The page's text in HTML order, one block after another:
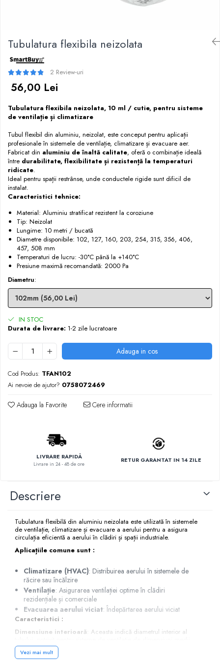
Tubulatura flexibila neizolata
2 Review-uri
56,00 Lei
Tubulatura flexibila neizolata, 10 ml / cutie, pentru sisteme
de ventilație și climatizare
Tubul flexibil din aluminiu, neizolat, este conceput pentru aplicații
profesionale în sistemele de ventilație, climatizare și evacuare aer.
Fabricat din aluminiu de înaltă calitate, oferă o combinație ideală
între durabilitate, flexibilitate și rezistență la temperaturi
ridicate.
Ideal pentru spații restrânse, unde conductele rigide sunt dificil de
instalat.
Caracteristici tehnice:
Material: Aluminiu stratificat rezistent la coroziune
Tip: Neizolat
Lungime: 10 metri / bucată
Diametre disponibile: 102, 127, 160, 203, 254, 315, 356, 406,
457, 508 mm
Temperaturi de lucru: -30°C până la +140°C
Presiune maximă recomandată: 2000 Pa
Diametru:
IN STOC
Durata de livrare: 1-2 zile lucratoare
Adauga in cos
Cod Produs: TFAN102
Ai nevoie de ajutor? 0758072469
Adauga la Favorite Cere informatii
LIVRARE RAPIDĂ
Livrare in 24 - 48 de ore RETUR GARANTAT IN 14 ZILE
Descriere
Tubulatura flexibilă din aluminiu neizolata este utilizată în sistemele
de ventilație, climatizare și evacuare a aerului pentru a asigura
circulația eficientă a aerului în clădiri și spații industriale.
Aplicațiile comune sunt :
Climatizare (HVAC): Distribuirea aerului în sistemele de
răcire sau încălzire
Ventilație: Asigurarea ventilației optime în clădiri
rezidențiale și comerciale
Evacuarea aerului viciat: Îndepărtarea aerului viciat
Caracteristici :
Dimensiune interioară : Aceasta indică diametrul interior al
Temperatura de utilizare
Vezi mai mult